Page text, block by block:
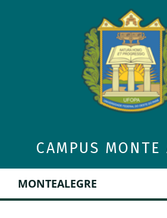
CAMPUS MONTE
MONTEALEGRE